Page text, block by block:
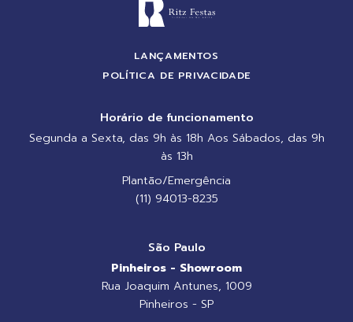
LANÇAMENTOS
POLÍTICA DE PRIVACIDADE
Horário de funcionamento
Segunda a Sexta, das 9h às 18h Aos Sábados, das 9h
às 13h
Plantão/Emergência
(11) 94013-8235
São Paulo
Pinheiros - Showroom
Rua Joaquim Antunes, 1009
Pinheiros - SP